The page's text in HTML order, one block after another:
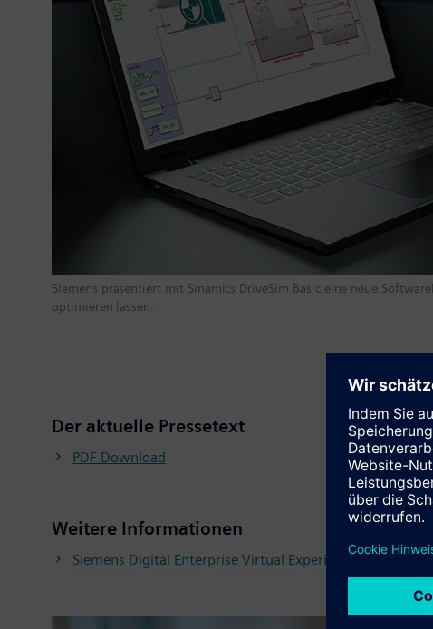
Siemens präsentiert mit Sinamics DriveSim Basic eine neue
optimieren lassen.
Der aktuelle Pressetext
PDF Download
Weitere Informationen
Siemens Digital Enterprise Virtual Experience zur